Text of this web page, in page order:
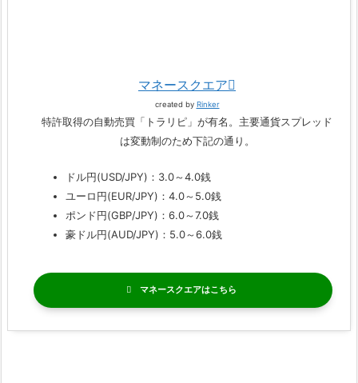
マネースクエア
created by Rinker
特許取得の自動売買「トラリピ」が有名。主要通貨スプレッド
は変動制のため下記の通り。
ドル円(USD/JPY)：3.0～4.0銭
ユーロ円(EUR/JPY)：4.0～5.0銭
ポンド円(GBP/JPY)：6.0～7.0銭
豪ドル円(AUD/JPY)：5.0～6.0銭
マネースクエア